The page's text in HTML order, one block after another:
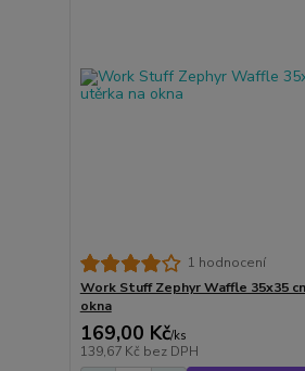
1 hodnocení
Work Stuff Zephyr Waffle 35x35
okna
169,00 Kč/ks
139,67 Kč bez DPH